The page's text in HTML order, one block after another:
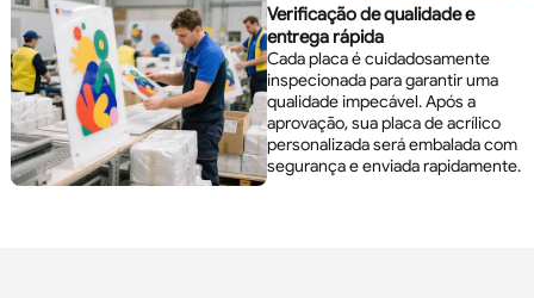
Verificação de qualidade e
entrega rápida
Cada placa é cuidadosamente
inspecionada para garantir uma
qualidade impecável. Após a
aprovação, sua placa de acrílico
personalizada será embalada com
segurança e enviada rapidamente.